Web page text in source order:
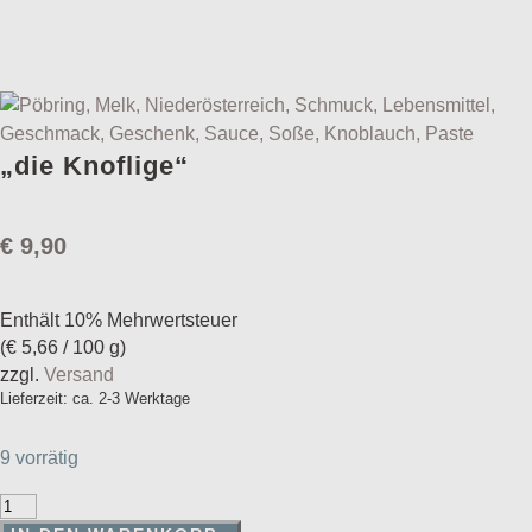
„die Knoflige“
€ 9,90
Enthält 10% Mehrwertsteuer
(€ 5,66 / 100 g)
zzgl. Versand
Lieferzeit: ca. 2-3 Werktage
9 vorrätig
"die